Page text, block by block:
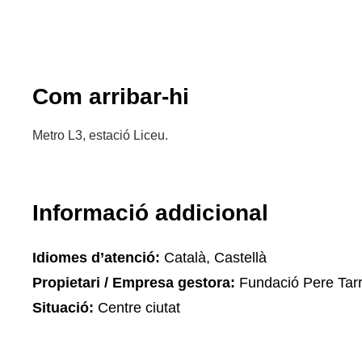
Com arribar-hi
Metro L3, estació Liceu.
Informació addicional
Idiomes d’atenció: Català, Castellà
Propietari / Empresa gestora: Fundació Pere
Situació: Centre ciutat